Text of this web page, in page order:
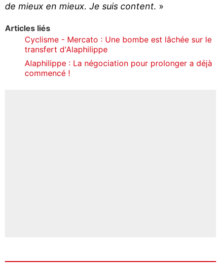
de mieux en mieux. Je suis content. »
Articles liés
Cyclisme - Mercato : Une bombe est lâchée sur le
transfert d'Alaphilippe
Alaphilippe : La négociation pour prolonger a déjà
commencé !